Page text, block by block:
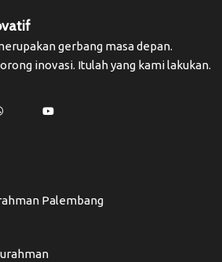
gerbang masa depan.
inovasi. Itulah yang kami lakukan.
Palembang